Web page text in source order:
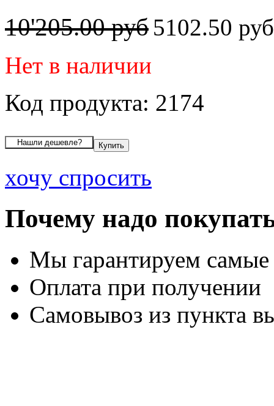
10'205.00 руб 5102.50
Нет в наличии
Код продукта: 2174
хочу спросить
Почему надо
Мы гарантируем
Оплата при получении
Самовывоз из пункта